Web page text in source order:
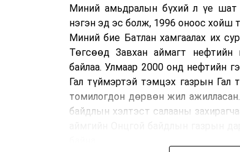
Миний амьдралын бүхий л үе шат
нэгэн эд эс болж, 1996 оноос хойш
Миний бие Батлан хамгаалах их
Төгсөөд Завхан аймагт нефтийн
байлаа. Улмаар 2000 онд нефтийн
Гал түймэртэй тэмцэх газрын Гал
томилогдон дөрвөн жил
байдлын хэлтэст салааны